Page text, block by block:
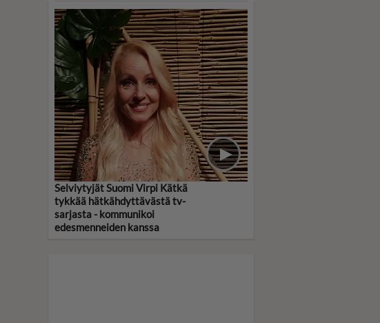
Selviytyjät Suomi Virpi Kätkä
tykkää hätkähdyttävästä tv-
sarjasta - kommunikoi
edesmenneiden kanssa